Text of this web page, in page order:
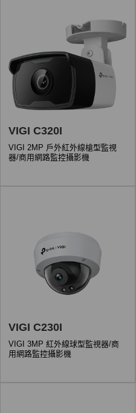
VIGI C320I
VIGI 2MP 戶外紅外線槍型監視
器/商用網路監控攝影機
VIGI C230I
VIGI 3MP 紅外線球型監視器/商
用網路監控攝影機